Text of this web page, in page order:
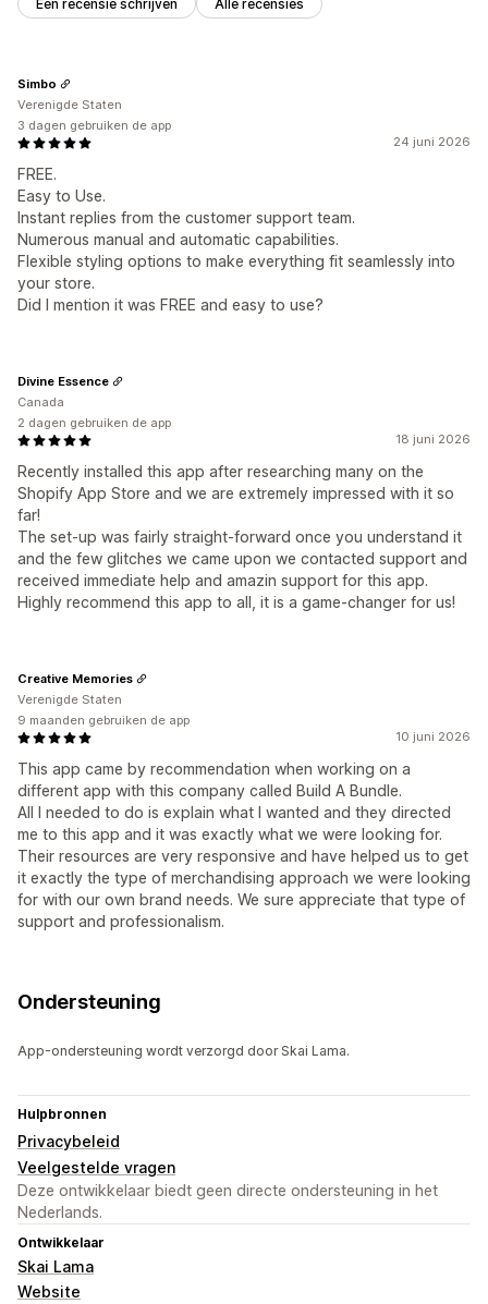
Een recensie schrijven Alle recensies
24 juni 2026
FREE.
Easy to Use.
Instant replies from the customer support team.
Numerous manual and automatic capabilities.
Flexible styling options to make everything fit seamlessly into
your store.
Did I mention it was FREE and easy to use?
Simbo
Verenigde Staten
3 dagen gebruiken de app
18 juni 2026
Recently installed this app after researching many on the
Shopify App Store and we are extremely impressed with it so
far!
The set-up was fairly straight-forward once you understand it
and the few glitches we came upon we contacted support and
received immediate help and amazin support for this app.
Highly recommend this app to all, it is a game-changer for us!
Divine Essence
Canada
2 dagen gebruiken de app
10 juni 2026
This app came by recommendation when working on a
different app with this company called Build A Bundle.
All I needed to do is explain what I wanted and they directed
me to this app and it was exactly what we were looking for.
Their resources are very responsive and have helped us to get
it exactly the type of merchandising approach we were looking
for with our own brand needs. We sure appreciate that type of
support and professionalism.
Creative Memories
Verenigde Staten
9 maanden gebruiken de app
Ondersteuning
App-ondersteuning wordt verzorgd door Skai Lama.
Hulpbronnen
Privacybeleid
Veelgestelde vragen
Deze ontwikkelaar biedt geen directe ondersteuning in het
Nederlands.
Ontwikkelaar
Skai Lama
Website